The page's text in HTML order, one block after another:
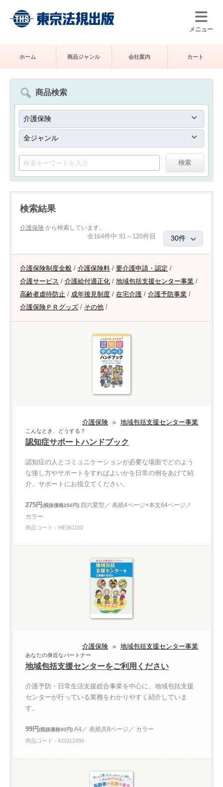
メニュー
ホーム 商品ジャンル 会社案内 カート
商品検索
検索結果
介護保険 から検索しています。
全164件中 91～120件目
介護保険制度全般 / 介護保険料 / 要介護申請・認定 /
介護サービス / 介護給付適正化 / 地域包括支援センター事業 /
高齢者虐待防止 / 成年後見制度 / 在宅介護 / 介護予防事業 /
介護保険ＰＲグッズ / その他 /
介護保険 » 地域包括支援センター事業
こんなとき、どうする？
認知症サポートハンドブック
認知症の人とコミュニケーションが必要な場面でどのよう
な接し方やサポートをすればよいかを日常の例をあげて紹
介。サポートにお役立てください。
275円(税抜価格250円) 四六変型／ 表紙4ページ+本文64ページ／
カラー
商品コード：HE361150
介護保険 » 地域包括支援センター事業
あなたの身近なパートナー
地域包括支援センターをご利用ください
介護予防・日常生活支援総合事業を中心に、地域包括支援
センターが行っている業務をわかりやすく紹介していま
す。
99円(税抜価格90円) A4／ 表紙共8ページ／ カラー
商品コード：KG012490